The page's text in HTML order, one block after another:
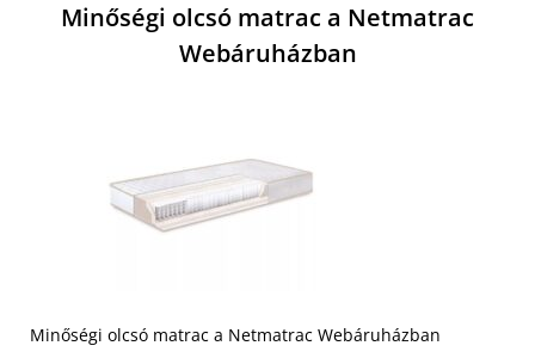
Minőségi olcsó matrac a Netmatrac
Webáruházban
Minőségi olcsó matrac a Netmatrac Webáruházban